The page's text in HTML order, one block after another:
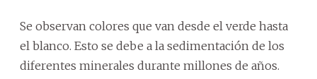
Se observan colores que van desde el verde hasta
el blanco. Esto se debe a la sedimentación de los
diferentes minerales durante millones de años.